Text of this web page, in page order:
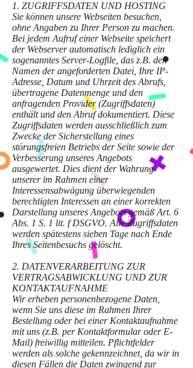
1. ZUGRIFFSDATEN UND HOSTING
Sie können unsere Webseiten besuchen,
ohne Angaben zu Ihrer Person zu machen.
Bei jedem Aufruf einer Webseite speichert
der Webserver automatisch lediglich ein
sogenanntes Server-Logfile, das z.B. den
Namen der angeforderten Datei, Ihre IP-
Adresse, Datum und Uhrzeit des Abrufs,
übertragene Datenmenge und den
anfragenden Provider (Zugriffsdaten)
enthält und den Abruf dokumentiert. Diese
Zugriffsdaten werden ausschließlich zum
Zwecke der Sicherstellung eines
störungsfreien Betriebs der Seite sowie der
Verbesserung unseres Angebots
ausgewertet. Dies dient der Wahrung
unserer im Rahmen einer
Interessensabwägung überwiegenden
berechtigten Interessen an einer korrekten
Darstellung unseres Angebots gemäß Art. 6
Abs. 1 S. 1 lit. f DSGVO. Alle Zugriffsdaten
werden spätestens sieben Tage nach Ende
Ihres Seitenbesuchs gelöscht.
2. DATENVERARBEITUNG ZUR
VERTRAGSABWICKLUNG UND ZUR
KONTAKTAUFNAHME
Wir erheben personenbezogene Daten,
wenn Sie uns diese im Rahmen Ihrer
Bestellung oder bei einer Kontaktaufnahme
mit uns (z.B. per Kontaktformular oder E-
Mail) freiwillig mitteilen. Pflichtfelder
werden als solche gekennzeichnet, da wir in
diesen Fällen die Daten zwingend zur